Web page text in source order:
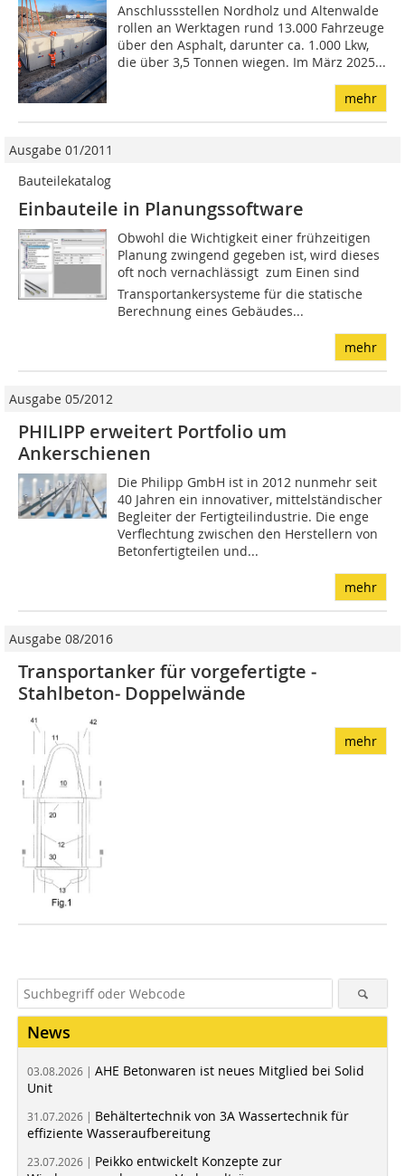
Anschlussstellen Nordholz und Altenwalde
rollen an Werktagen rund 13.000 Fahrzeuge
über den Asphalt, darunter ca. 1.000 Lkw,
die über 3,5 Tonnen wiegen. Im März 2025...
mehr
Ausgabe 01/2011
Bauteilekatalog
Einbauteile in Planungssoftware
Obwohl die Wichtigkeit einer frühzeitigen
Planung zwingend gegeben ist, wird dieses
oft noch vernachlässigt  zum Einen sind
Transportankersysteme für die statische
Berechnung eines Gebäudes...
mehr
Ausgabe 05/2012
PHILIPP erweitert Portfolio um
Ankerschienen
Die Philipp GmbH ist in 2012 nunmehr seit
40 Jahren ein innovativer, mittelständischer
Begleiter der Fertigteilindustrie. Die enge
Verflechtung zwischen den Herstellern von
Betonfertigteilen und...
mehr
Ausgabe 08/2016
Transportanker für vorgefertigte ­
Stahlbeton‑ Doppelwände
mehr
News
03.08.2026 | AHE Betonwaren ist neues Mitglied bei Solid
Unit
31.07.2026 | Behältertechnik von 3A Wassertechnik für
effiziente Wasseraufbereitung
23.07.2026 | Peikko entwickelt Konzepte zur